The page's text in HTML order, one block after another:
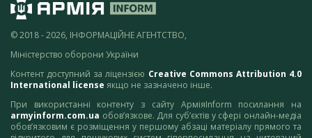
© 2018 - 2026, ІНФОРМАЦІЙНЕ АГЕНТСТВО,
Міністерство оборони України
Контент доступний за ліцензією Creative Commons Attribution 4.0
International license якщо не зазначено інше.
При використанні контенту з сайту АрміяInform посилання на
armyinform.com.ua обов’язкове. Для суб’єктів у сфері онлайн-медіа
обов’язковим є розміщення у першому абзаці матеріалу прямого та